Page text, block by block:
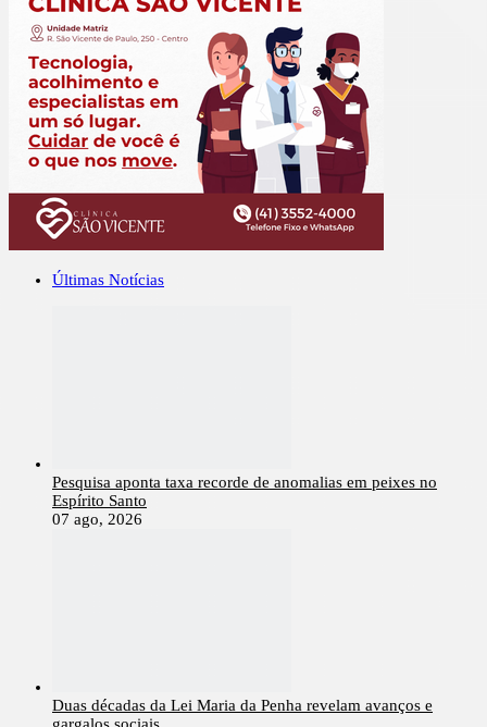
Últimas Notícias
Pesquisa aponta taxa recorde de anomalias em peixes no
Espírito Santo
07 ago, 2026
Duas décadas da Lei Maria da Penha revelam avanços e